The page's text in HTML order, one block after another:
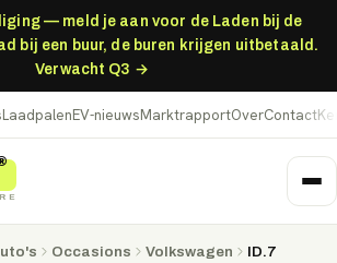
— meld je aan voor de Laden bij de
bij een buur, de buren krijgen uitbetaald.
Verwacht Q3 →
LaadpalenEV-nieuwsMarktrapportOverContact
Occasions Volkswagen ID.7